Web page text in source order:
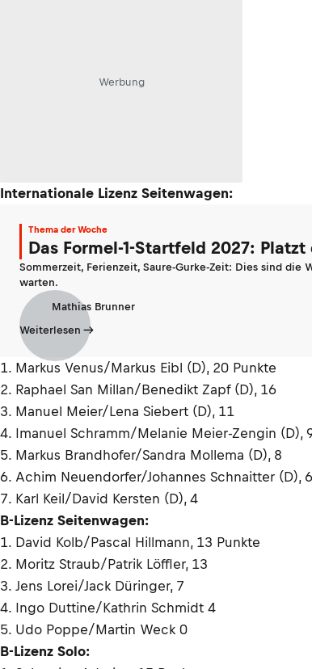
Werbung
Internationale Lizenz Seitenwagen:
Thema der Woche
Das Formel-1-Startfeld 2027:
Sommerzeit, Ferienzeit, Saure-Gurke-Zeit: Dies sind
warten.
Mathias Brunner
Weiterlesen
1. Markus Venus/Markus Eibl (D), 20 Punkte
2. Raphael San Millan/Benedikt Zapf (D), 16
3. Manuel Meier/Lena Siebert (D), 11
4. Imanuel Schramm/Melanie Meier-Zengin (D),
5. Markus Brandhofer/Sandra Mollema (D), 8
6. Achim Neuendorfer/Johannes Schnaitter (D), 6
7. Karl Keil/David Kersten (D), 4
B-Lizenz Seitenwagen:
1. David Kolb/Pascal Hillmann, 13 Punkte
2. Moritz Straub/Patrik Löffler, 13
3. Jens Lorei/Jack Düringer, 7
4. Ingo Duttine/Kathrin Schmidt 4
5. Udo Poppe/Martin Weck 0
B-Lizenz Solo: